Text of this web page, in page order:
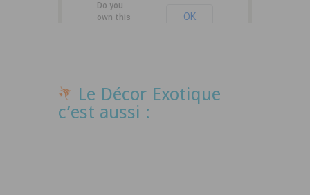
Do you
own this
OK
Le Décor Exotique
c’est aussi :